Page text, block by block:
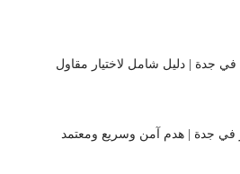
جدة | دليل شامل لاختيار مقاول
جدة | هدم آمن وسريع ومعتمد